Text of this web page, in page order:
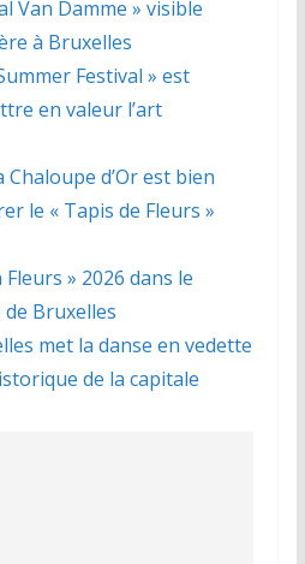
Van Damme » visible
à Bruxelles
Festival » est
en valeur l’art
d’Or est bien
le « Tapis de Fleurs »
» 2026 dans le
Bruxelles
met la danse en vedette
de la capitale